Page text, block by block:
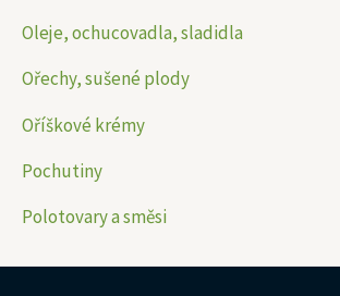
Oleje, ochucovadla, sladidla
Ořechy, sušené plody
Oříškové krémy
Pochutiny
Polotovary a směsi